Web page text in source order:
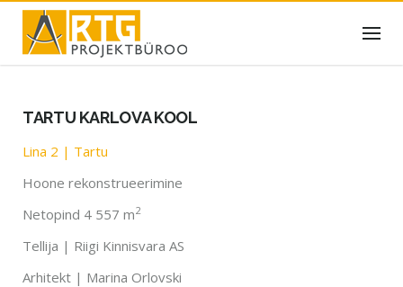
Skip
content
TARTU KARLOVA KOOL
Lina 2 | Tartu
Hoone rekonstrueerimine
Netopind 4 557 m2
Tellija | Riigi Kinnisvara AS
Arhitekt | Marina Orlovski